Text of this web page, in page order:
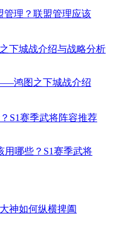
下城战介绍与战略分析
S1赛季武将阵容推荐